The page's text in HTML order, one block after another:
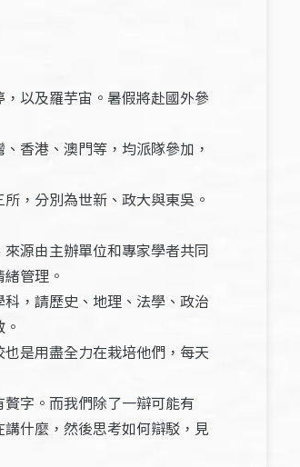
以及羅芋宙。暑假將赴國外參
香港、澳門等，均派隊參加，
，分別為世新、政大與東吳。
源由主辦單位和專家學者共同
管理。
，請歷史、地理、法學、政治
是用盡全力在栽培他們，每天
字。而我們除了一辯可能有
什麼，然後思考如何辯駁，見